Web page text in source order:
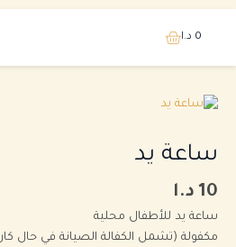
0 د.ا
ساعة يد
10 د.ا
ساعة يد للأطفال محلية
مكفولة (تشمل الكفالة الصيانة في حال
كمية